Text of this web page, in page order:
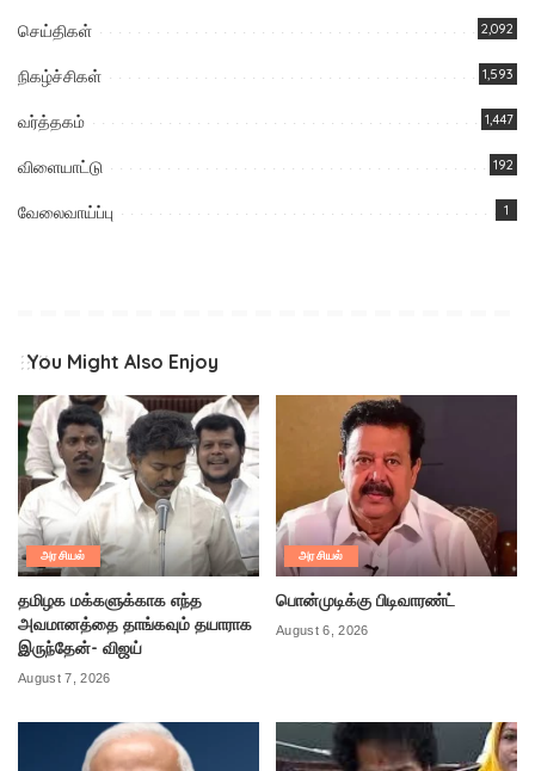
செய்திகள் 2,092
நிகழ்ச்சிகள் 1,593
வர்த்தகம் 1,447
விளையாட்டு 192
வேலைவாய்ப்பு 1
You Might Also Enjoy
அரசியல்
தமிழக மக்களுக்காக எந்த
அவமானத்தை தாங்கவும் தயாராக
இருந்தேன்- விஜய்
August 7, 2026
அரசியல்
பொன்முடிக்கு பிடிவாரண்ட்
August 6, 2026